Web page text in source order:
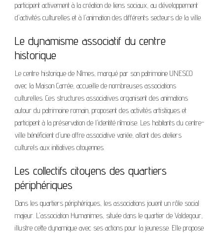
participent activement à la création de liens sociaux, au développement
d'activités culturelles et à l'animation des différents secteurs de la ville.
Le dynamisme associatif du centre
historique
Le centre historique de Nîmes, marqué par son patrimoine UNESCO
avec la Maison Carrée, accueille de nombreuses associations
culturelles. Ces structures associatives organisent des animations
autour du patrimoine romain, proposent des activités artistiques et
participent à la préservation de l'identité nîmoise. Les habitants du centre-
ville bénéficient d'une offre associative variée, allant des ateliers
culturels aux initiatives citoyennes.
Les collectifs citoyens des quartiers
périphériques
Dans les quartiers périphériques, les associations jouent un rôle social
majeur. L'association Humanimes, située dans le quartier de Valdegour,
illustre cette dynamique avec ses actions pour la jeunesse. Elle propose